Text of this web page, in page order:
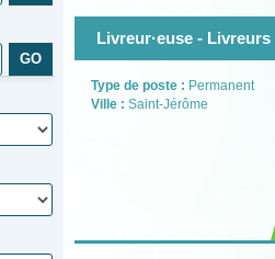
Livreur·euse - Livreurs
Type de poste : Permanent
Ville : Saint-Jérôme